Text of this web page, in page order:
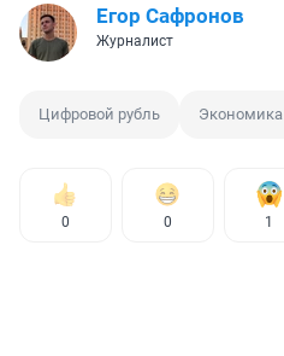
Егор Сафронов
Журналист
Цифровой рубль Экономика
0 0 1